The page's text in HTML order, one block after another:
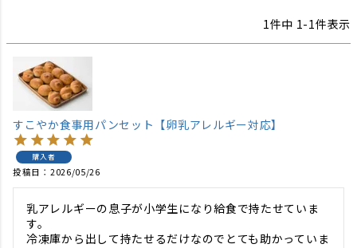
1件中 1-1件表示
すこやか食事用パンセット【卵乳アレルギー対応】
購入者
投稿日 2026/05/26
乳アレルギーの息子が小学生になり給食で持たせていま
す。
冷凍庫から出して持たせるだけなのでとても助かっていま